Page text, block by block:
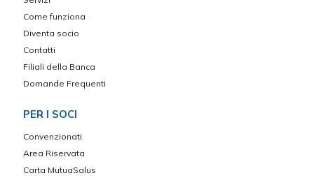
Come funziona
Diventa socio
Contatti
Filiali della Banca
Domande Frequenti
PER I SOCI
Convenzionati
Area Riservata
Carta MutuaSalus